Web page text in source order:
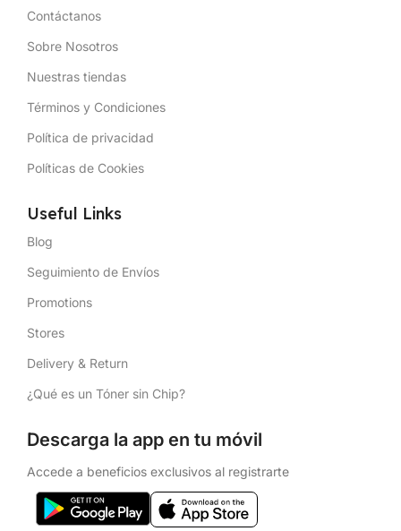
Contáctanos
Sobre Nosotros
Nuestras tiendas
Términos y Condiciones
Política de privacidad
Políticas de Cookies
Useful Links
Blog
Seguimiento de Envíos
Promotions
Stores
Delivery & Return
¿Qué es un Tóner sin Chip?
Descarga la app en tu móvil
Accede a beneficios exclusivos al registrarte